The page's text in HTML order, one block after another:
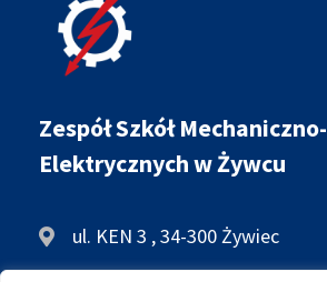
Zespół Szkół Mechaniczno-
Elektrycznych w Żywcu
ul. KEN 3 , 34-300 Żywiec